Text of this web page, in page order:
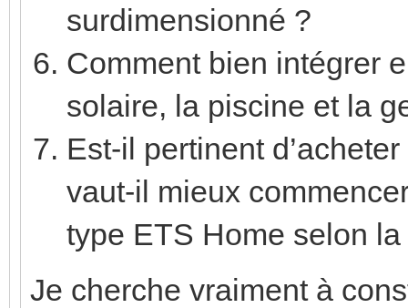
surdimensionné ?
Comment bien intégrer
solaire, la piscine et la
Est-il pertinent
vaut-il mieux
type ETS Home selon
Je cherche vraiment à